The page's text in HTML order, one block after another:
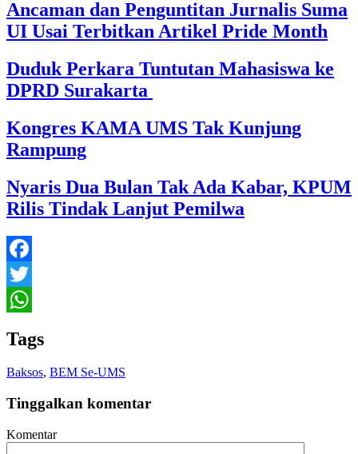
Ancaman dan Penguntitan Jurnalis Suma
UI Usai Terbitkan Artikel Pride Month
Duduk Perkara Tuntutan Mahasiswa ke
DPRD Surakarta
Kongres KAMA UMS Tak Kunjung
Rampung
Nyaris Dua Bulan Tak Ada Kabar, KPUM
Rilis Tindak Lanjut Pemilwa
Facebook
Twitter
Tags
Baksos, BEM Se-UMS
Tinggalkan komentar
Komentar